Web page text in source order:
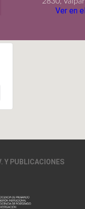
Ver en
Y PUBLICACIONES